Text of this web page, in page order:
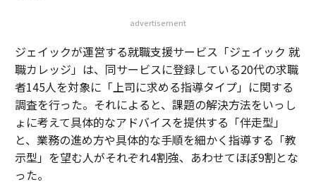
advertisement
ジェイックが運営する就職支援サービス「ジェイック 就
職カレッジ」は、同サービスに登録している20代の求職
者145人を対象に「上司に求める指導タイプ」に関する
調査を行った。それによると、課題の解決方法をいっし
ょに考えて具体的なアドバイスを提供する「伴走型」
と、業務の進め方や具体的な手順を細かく指導する「教
示型」を望む人がそれぞれ4割強、あわせてほぼ9割とな
った。